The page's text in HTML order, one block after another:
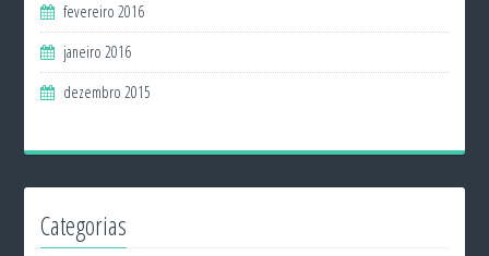
fevereiro 2016
janeiro 2016
dezembro 2015
Categorias